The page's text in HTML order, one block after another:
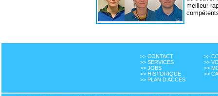
meilleur
>> CONTACT
>> SERVICES
>> JOBS
>> HISTORIQUE
>> PLAN D ACCES
>>
>>
>>
>>